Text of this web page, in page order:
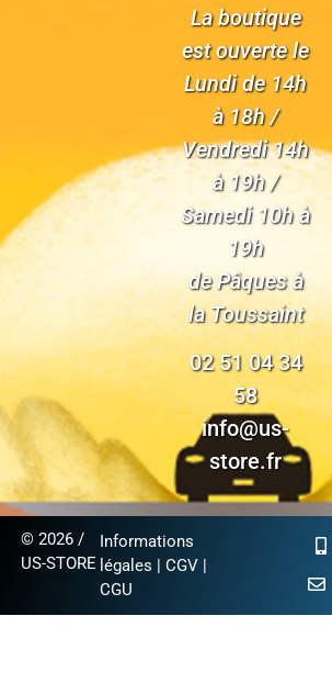
La boutique
est ouverte le
Lundi de 14h
à 18h /
Vendredi 14h
à 19h /
Samedi 10h à
19h
de Pâques à
la Toussaint
02 51 04 34
58
info@us-
store.fr
© 2026 /
US-STORE
Informations
légales |CGV |
CGU